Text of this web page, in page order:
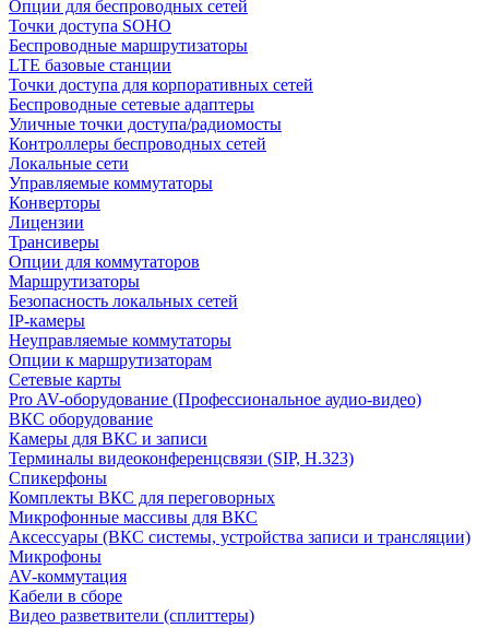
Опции для беспроводных сетей
Точки доступа SOHO
Беспроводные маршрутизаторы
LTE базовые станции
Точки доступа для корпоративных сетей
Беспроводные сетевые адаптеры
Уличные точки доступа/радиомосты
Контроллеры беспроводных сетей
Локальные сети
Управляемые коммутаторы
Конверторы
Лицензии
Трансиверы
Опции для коммутаторов
Маршрутизаторы
Безопасность локальных сетей
IP-камеры
Неуправляемые коммутаторы
Опции к маршрутизаторам
Сетевые карты
Pro AV-оборудование (Профессиональное аудио-видео)
ВКС оборудование
Камеры для ВКС и записи
Терминалы видеоконференцсвязи (SIP, H.323)
Спикерфоны
Комплекты ВКС для переговорных
Микрофонные массивы для ВКС
Аксессуары (ВКС системы, устройства записи и трансляции)
Микрофоны
AV-коммутация
Кабели в сборе
Видео разветвители (сплиттеры)